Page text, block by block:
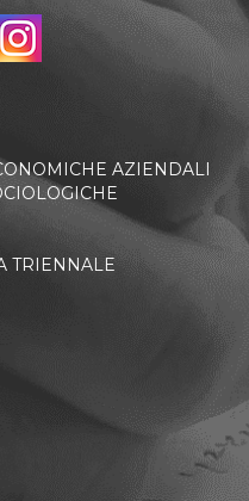
AZIENDALI
TRIENNALE